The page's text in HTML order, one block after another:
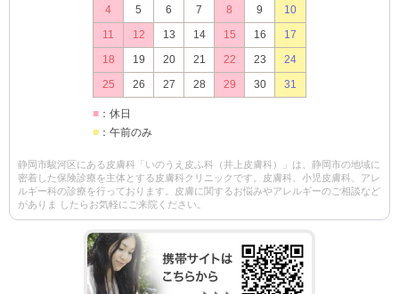
4
5 6 7 8 9
10
11
12 13 14 15 16
17
18
19 20 21 22 23
24
25
26 27 28 29 30 31
■ ：休日
■ ：午前のみ
静岡市駿河区にある皮膚科「いのうえ皮ふ科（井上皮膚科）」は、静岡市の地域に
密着した保険診療を主体とする皮膚科クリニックです。皮膚科、小児皮膚科、アレ
ルギー科の診療を行っております。皮膚に関するお悩みやアレルギーのご相談など
がありま したらお気軽にご来院ください。